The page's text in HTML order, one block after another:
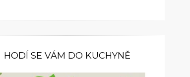
HODÍ SE VÁM DO KUCHYNĚ